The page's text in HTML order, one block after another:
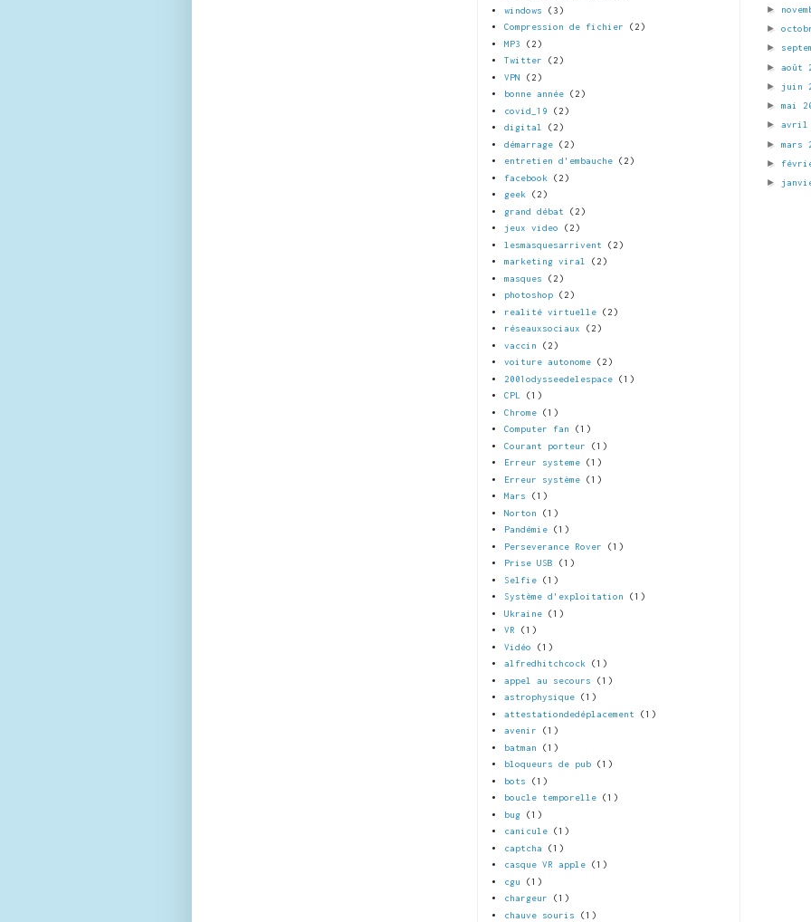
windows
(3)
Compression de fichier
(2)
MP3
(2)
Twitter
(2)
VPN
(2)
bonne année
(2)
covid_19
(2)
digital
(2)
démarrage
(2)
entretien d'embauche
(2)
facebook
(2)
geek
(2)
grand débat
(2)
jeux video
(2)
lesmasquesarrivent
(2)
marketing viral
(2)
masques
(2)
photoshop
(2)
realité virtuelle
(2)
réseauxsociaux
(2)
vaccin
(2)
voiture autonome
(2)
2001odysseedelespace
(1)
CPL
(1)
Chrome
(1)
Computer fan
(1)
Courant porteur
(1)
Erreur systeme
(1)
Erreur système
(1)
Mars
(1)
Norton
(1)
Pandémie
(1)
Perseverance Rover
(1)
Prise USB
(1)
Selfie
(1)
Système d'exploitation
(1)
Ukraine
(1)
VR
(1)
Vidéo
(1)
alfredhitchcock
(1)
appel au secours
(1)
astrophysique
(1)
attestationdedéplacement
(1)
avenir
(1)
batman
(1)
bloqueurs de pub
(1)
bots
(1)
boucle temporelle
(1)
bug
(1)
canicule
(1)
captcha
(1)
casque VR apple
(1)
cgu
(1)
chargeur
(1)
chauve souris
(1)
►
►
►
►août
► juin
►mai
►avril
►mars
►
►